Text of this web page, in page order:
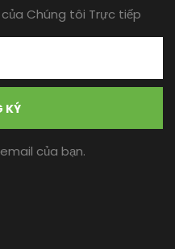
Chúng tôi Trực tiếp
KÝ
của bạn.